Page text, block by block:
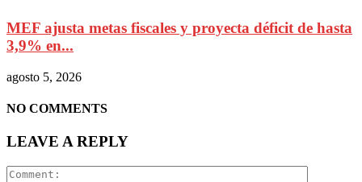
MEF ajusta metas fiscales y proyecta déficit de hasta
3,9% en...
agosto 5, 2026
NO COMMENTS
LEAVE A REPLY